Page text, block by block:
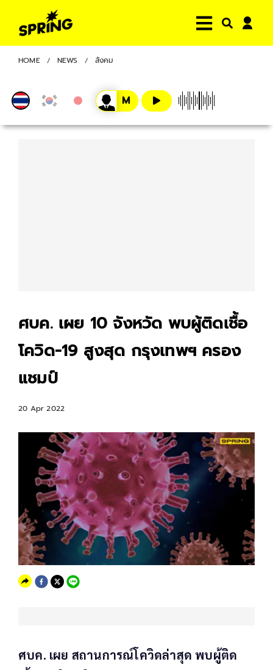
HOME NEWS สังคม
ศบค. เผย 10 จังหวัด พบผู้ติดเชื้อ
โควิด-19 สูงสุด กรุงเทพฯ ครอง
แชมป์
20 Apr 2022
ศบค. เผย สถานการณ์โควิดล่าสุด พบผู้ติด